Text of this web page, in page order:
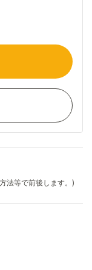
法等で前後します。)